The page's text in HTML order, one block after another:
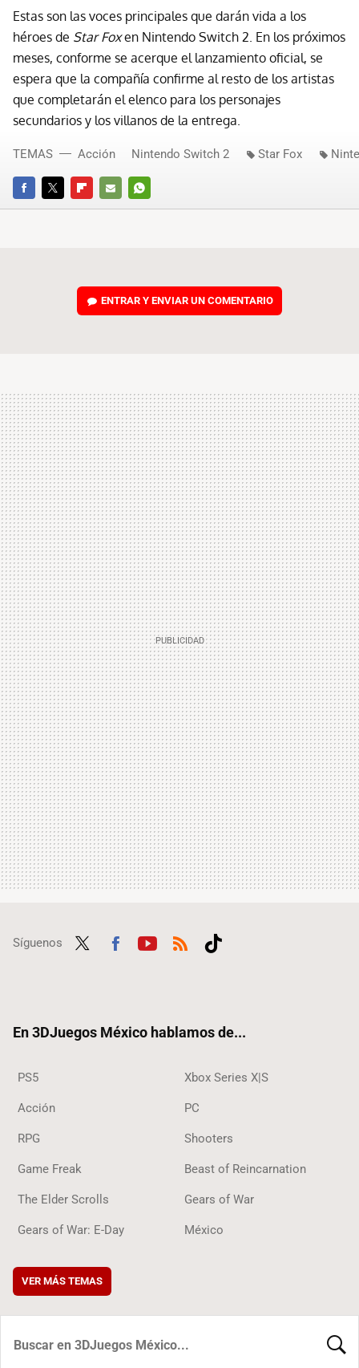
Estas son las voces principales que darán vida a los
héroes de Star Foxen Nintendo Switch 2. En los próximos
meses, conforme se acerque el lanzamiento oficial, se
espera que la compañía confirme al resto de los artistas
que completarán el elenco para los personajes
secundarios y los villanos de la entrega.
FACEBOOKTWITTERFLIPBOARD
E-
WHATSAPP
TEMAS Acción Nintendo Switch 2 Star Fox
ENTRAR Y ENVIAR UN COMENTARIO
Síguenos
En 3DJuegos México hablamos de...
PS5 Xbox Series X|S
Acción PC
RPG Shooters
Game Freak Beast of Reincarnation
The Elder Scrolls Gears of War
Gears of War: E-Day México
VER MÁS TEMAS